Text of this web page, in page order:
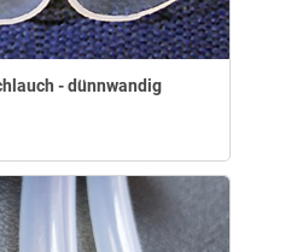
- dünnwandig